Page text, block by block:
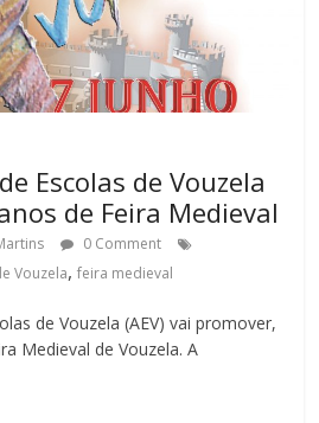
Escolas de Vouzela
de Feira Medieval
0 Comment
Vouzela,feira medieval
de Vouzela (AEV) vai promover,
Medieval de Vouzela. A